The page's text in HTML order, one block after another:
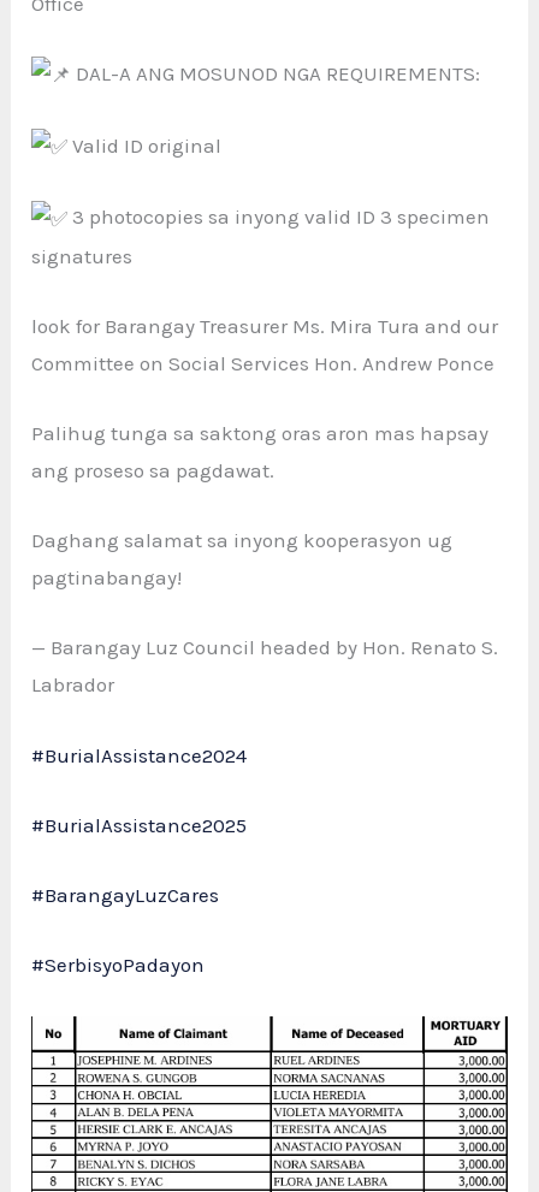
DAL-A ANG MOSUNOD NGA REQUIREMENTS:
Valid ID original
3 photocopies sa inyong valid ID 3 specimen
signatures
look for Barangay Treasurer Ms. Mira Tura and our
Committee on Social Services Hon. Andrew Ponce
Palihug tunga sa saktong oras aron mas hapsay
ang proseso sa pagdawat.
Daghang salamat sa inyong kooperasyon ug
pagtinabangay!
— Barangay Luz Council headed by Hon. Renato S.
Labrador
#BurialAssistance2024
#BurialAssistance2025
#BarangayLuzCares
#SerbisyoPadayon